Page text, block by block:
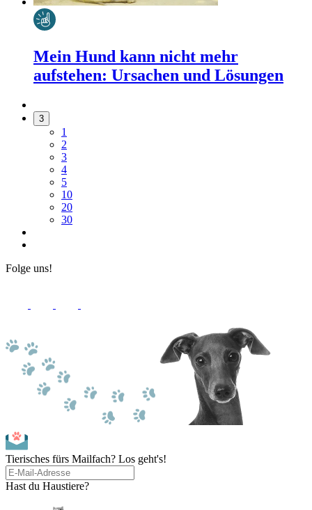
Mein Hund kann nicht mehr
aufstehen: Ursachen und Lösungen
3
1
2
3
4
5
10
20
30
Folge uns!
Tierisches fürs Mailfach? Los geht's!
Hast du Haustiere?